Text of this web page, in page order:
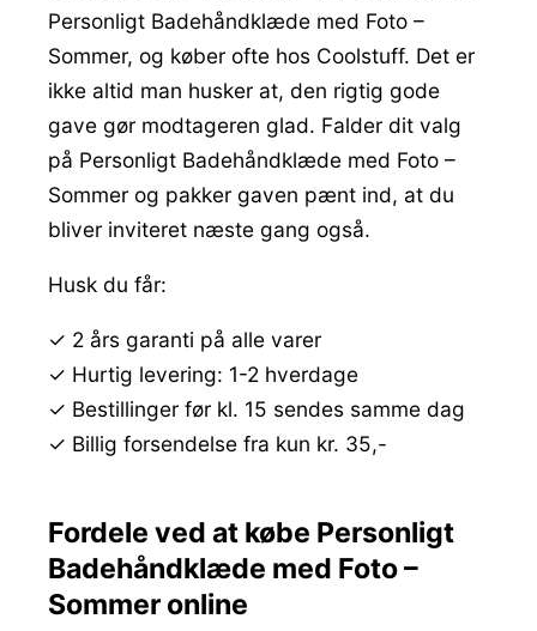
Personligt Badehåndklæde med Foto –
Sommer, og køber ofte hos Coolstuff. Det er
ikke altid man husker at, den rigtig gode
gave gør modtageren glad. Falder dit valg
på Personligt Badehåndklæde med Foto –
Sommer og pakker gaven pænt ind, at du
bliver inviteret næste gang også.
Husk du får:
✓ 2 års garanti på alle varer
✓ Hurtig levering: 1-2 hverdage
✓ Bestillinger før kl. 15 sendes samme dag
✓ Billig forsendelse fra kun kr. 35,-
Fordele ved at købe Personligt
Badehåndklæde med Foto –
Sommer online